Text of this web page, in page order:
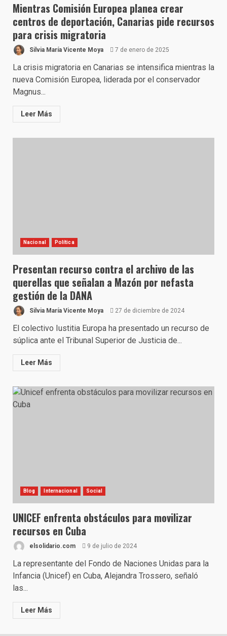
Mientras Comisión Europea planea crear
centros de deportación, Canarias pide recursos
para crisis migratoria
Silvia María Vicente Moya 7 de enero de 2025
La crisis migratoria en Canarias se intensifica mientras la
nueva Comisión Europea, liderada por el conservador
Magnus...
Leer Más
Nacional Política
Presentan recurso contra el archivo de las
querellas que señalan a Mazón por nefasta
gestión de la DANA
Silvia María Vicente Moya 27 de diciembre de 2024
El colectivo Iustitia Europa ha presentado un recurso de
súplica ante el Tribunal Superior de Justicia de...
Leer Más
Blog Internacional Social
UNICEF enfrenta obstáculos para movilizar
recursos en Cuba
elsolidario.com 9 de julio de 2024
La representante del Fondo de Naciones Unidas para la
Infancia (Unicef) en Cuba, Alejandra Trossero, señaló
las...
Leer Más